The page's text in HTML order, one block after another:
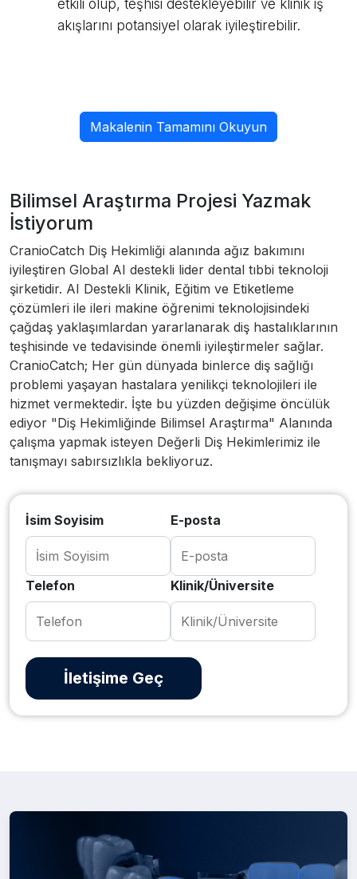
etkili olup, teşhisi destekleyebilir ve klinik iş
akışlarını potansiyel olarak iyileştirebilir.
Makalenin Tamamını Okuyun
Bilimsel Araştırma Projesi Yazmak
İstiyorum
CranioCatch Diş Hekimliği alanında ağız bakımını
iyileştiren Global AI destekli lider dental tıbbi teknoloji
şirketidir. AI Destekli Klinik, Eğitim ve Etiketleme
çözümleri ile ileri makine öğrenimi teknolojisindeki
çağdaş yaklaşımlardan yararlanarak diş hastalıklarının
teşhisinde ve tedavisinde önemli iyileştirmeler sağlar.
CranioCatch; Her gün dünyada binlerce diş sağlığı
problemi yaşayan hastalara yenilikçi teknolojileri ile
hizmet vermektedir. İşte bu yüzden değişime öncülük
ediyor "Diş Hekimliğinde Bilimsel Araştırma" Alanında
çalışma yapmak isteyen Değerli Diş Hekimlerimiz ile
tanışmayı sabırsızlıkla bekliyoruz.
İsim Soyisim E-posta
Telefon Klinik/Üniversite
İletişime Geç